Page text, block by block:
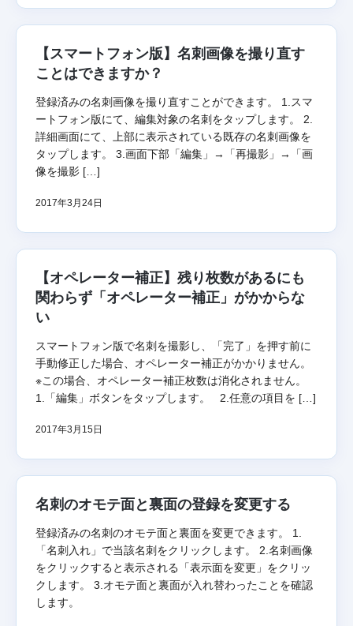
【スマートフォン版】名刺画像を撮り直す
ことはできますか？
登録済みの名刺画像を撮り直すことができます。 1.スマ
ートフォン版にて、編集対象の名刺をタップします。 2.
詳細画面にて、上部に表示されている既存の名刺画像を
タップします。 3.画面下部「編集」→「再撮影」→「画
像を撮影 […]
2017年3月24日
【オペレーター補正】残り枚数があるにも
関わらず「オペレーター補正」がかからな
い
スマートフォン版で名刺を撮影し、「完了」を押す前に
手動修正した場合、オペレーター補正がかかりません。
※この場合、オペレーター補正枚数は消化されません。
1.「編集」ボタンをタップします。 2.任意の項目を […]
2017年3月15日
名刺のオモテ面と裏面の登録を変更する
登録済みの名刺のオモテ面と裏面を変更できます。 1.
「名刺入れ」で当該名刺をクリックします。 2.名刺画像
をクリックすると表示される「表示面を変更」をクリッ
クします。 3.オモテ面と裏面が入れ替わったことを確認
します。